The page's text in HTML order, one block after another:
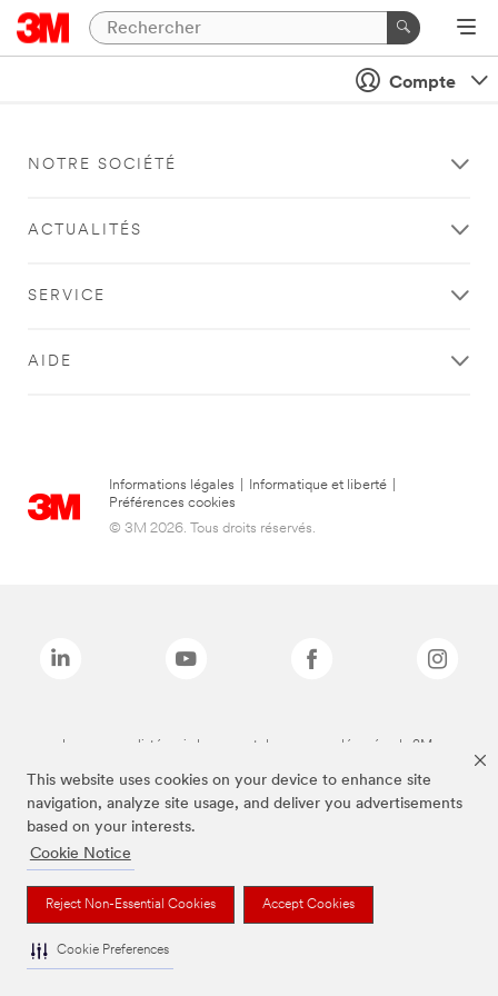
This website uses cookies on your device to enhance site
navigation, analyze site usage, and deliver you advertisements
based on your interests.
Cookie Notice
Reject Non-Essential Cookies Accept Cookies
Cookie Preferences
Compte
NOTRE SOCIÉTÉ
ACTUALITÉS
SERVICE
AIDE
Informations légales Informatique et liberté
Préférences cookies
© 3M 2026. Tous droits réservés.
Les marques listées ci-dessus sont des marques déposées de 3M.